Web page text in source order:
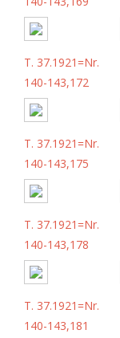
T. 37.1921=Nr.
140-143,172
T. 37.1921=Nr.
140-143,175
T. 37.1921=Nr.
140-143,178
T. 37.1921=Nr.
140-143,181